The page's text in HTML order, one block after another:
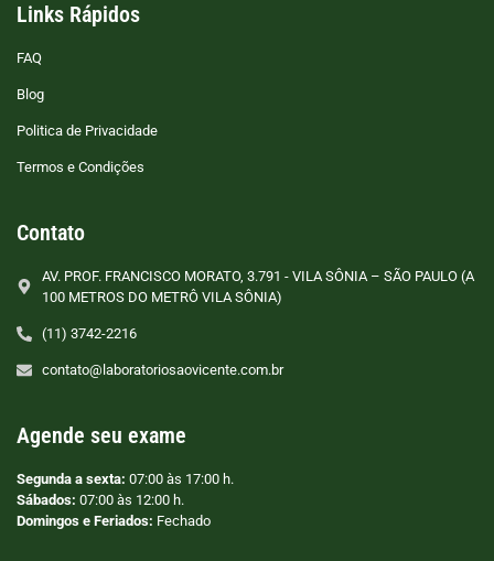
Links Rápidos
FAQ
Blog
Politica de Privacidade
Termos e Condições
Contato
AV. PROF. FRANCISCO MORATO, 3.791 - VILA SÔNIA – SÃO PAULO (A
100 METROS DO METRÔ VILA SÔNIA)
(11) 3742-2216
contato@laboratoriosaovicente.com.br
Agende seu exame
Segunda a sexta: 07:00 às 17:00 h.
Sábados: 07:00 às 12:00 h.
Domingos e Feriados: Fechado